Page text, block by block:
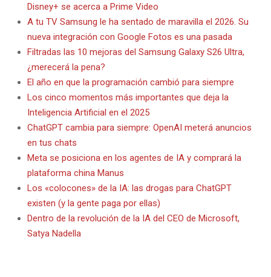
Disney+ se acerca a Prime Video
A tu TV Samsung le ha sentado de maravilla el 2026. Su
nueva integración con Google Fotos es una pasada
Filtradas las 10 mejoras del Samsung Galaxy S26 Ultra,
¿merecerá la pena?
El año en que la programación cambió para siempre
Los cinco momentos más importantes que deja la
Inteligencia Artificial en el 2025
ChatGPT cambia para siempre: OpenAI meterá anuncios
en tus chats
Meta se posiciona en los agentes de IA y comprará la
plataforma china Manus
Los «colocones» de la IA: las drogas para ChatGPT
existen (y la gente paga por ellas)
Dentro de la revolución de la IA del CEO de Microsoft,
Satya Nadella